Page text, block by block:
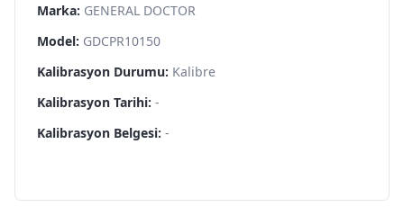
Marka: GENERAL DOCTOR
Model: GDCPR10150
Kalibrasyon Durumu: Kalibre
Kalibrasyon Tarihi: -
Kalibrasyon Belgesi: -